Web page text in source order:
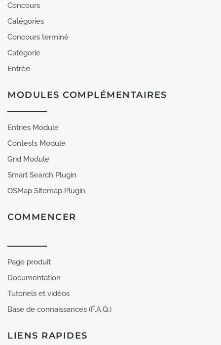
1
Concours
Catégories
Concours terminé
Catégorie
Entrée
MODULES COMPLÉMENTAIRES
Entries Module
Contests Module
Grid Module
Smart Search Plugin
OSMap Sitemap Plugin
COMMENCER
Page produit
Documentation
Tutoriels et vidéos
Base de connaissances (F.A.Q.)
LIENS RAPIDES